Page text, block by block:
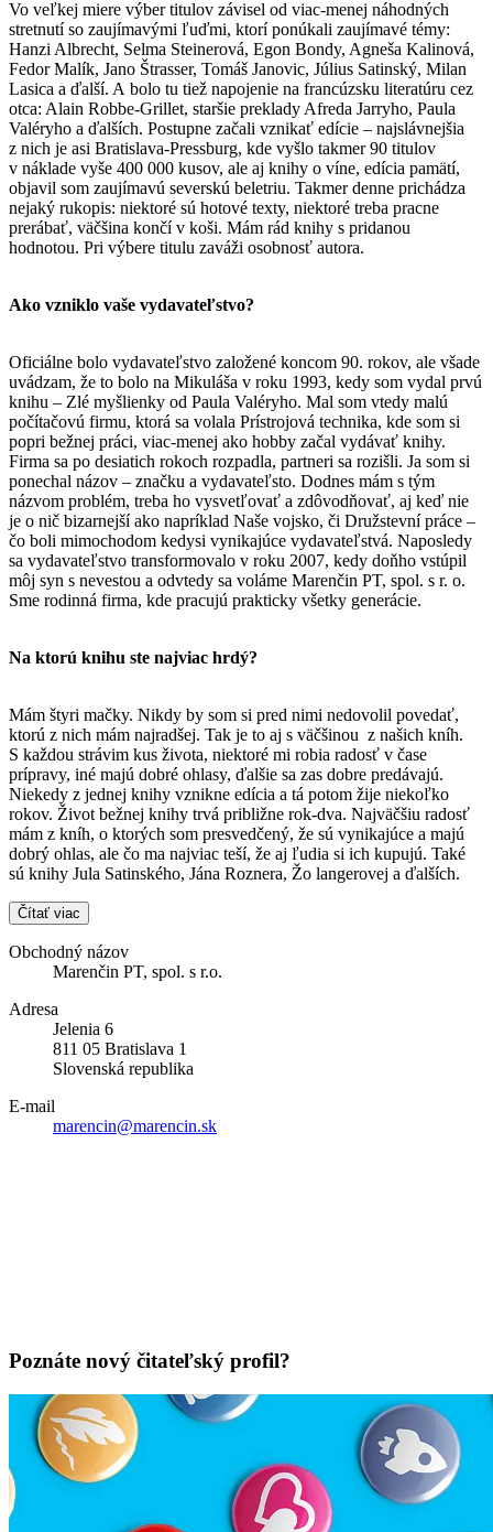
Vo veľkej miere výber titulov závisel od viac-menej náhodných
stretnutí so zaujímavými ľuďmi, ktorí ponúkali zaujímavé témy:
Hanzi Albrecht, Selma Steinerová, Egon Bondy, Agneša Kalinová,
Fedor Malík, Jano Štrasser, Tomáš Janovic, Július Satinský, Milan
Lasica a ďalší. A bolo tu tiež napojenie na francúzsku literatúru cez
otca: Alain Robbe-Grillet, staršie preklady Afreda Jarryho, Paula
Valéryho a ďalších. Postupne začali vznikať edície – najslávnejšia
z nich je asi Bratislava-Pressburg, kde vyšlo takmer 90 titulov
v náklade vyše 400 000 kusov, ale aj knihy o víne, edícia pamätí,
objavil som zaujímavú severskú beletriu. Takmer denne prichádza
nejaký rukopis: niektoré sú hotové texty, niektoré treba pracne
prerábať, väčšina končí v koši. Mám rád knihy s pridanou
hodnotou. Pri výbere titulu zaváži osobnosť autora.
Ako vzniklo vaše vydavateľstvo?
Oficiálne bolo vydavateľstvo založené koncom 90. rokov, ale všade
uvádzam, že to bolo na Mikuláša v roku 1993, kedy som vydal prvú
knihu – Zlé myšlienky od Paula Valéryho. Mal som vtedy malú
počítačovú firmu, ktorá sa volala Prístrojová technika, kde som si
popri bežnej práci, viac-menej ako hobby začal vydávať knihy.
Firma sa po desiatich rokoch rozpadla, partneri sa rozišli. Ja som si
ponechal názov – značku a vydavateľsto. Dodnes mám s tým
názvom problém, treba ho vysvetľovať a zdôvodňovať, aj keď nie
je o nič bizarnejší ako napríklad Naše vojsko, či Družstevní práce –
čo boli mimochodom kedysi vynikajúce vydavateľstvá. Naposledy
sa vydavateľstvo transformovalo v roku 2007, kedy doňho vstúpil
môj syn s nevestou a odvtedy sa voláme Marenčin PT, spol. s r. o.
Sme rodinná firma, kde pracujú prakticky všetky generácie.
Na ktorú knihu ste najviac hrdý?
Mám štyri mačky. Nikdy by som si pred nimi nedovolil povedať,
ktorú z nich mám najradšej. Tak je to aj s väčšinou z našich kníh.
S každou strávim kus života, niektoré mi robia radosť v čase
prípravy, iné majú dobré ohlasy, ďalšie sa zas dobre predávajú.
Niekedy z jednej knihy vznikne edícia a tá potom žije niekoľko
rokov. Život bežnej knihy trvá približne rok-dva. Najväčšiu radosť
mám z kníh, o ktorých som presvedčený, že sú vynikajúce a majú
dobrý ohlas, ale čo ma najviac teší, že aj ľudia si ich kupujú. Také
sú knihy Jula Satinského, Jána Roznera, Žo langerovej a ďalších.
Čítať viac
Obchodný názov
Marenčin PT, spol. s r.o.
Adresa
Jelenia 6
811 05 Bratislava 1
Slovenská republika
E-mail
marencin@marencin.sk
Poznáte nový čitateľský profil?